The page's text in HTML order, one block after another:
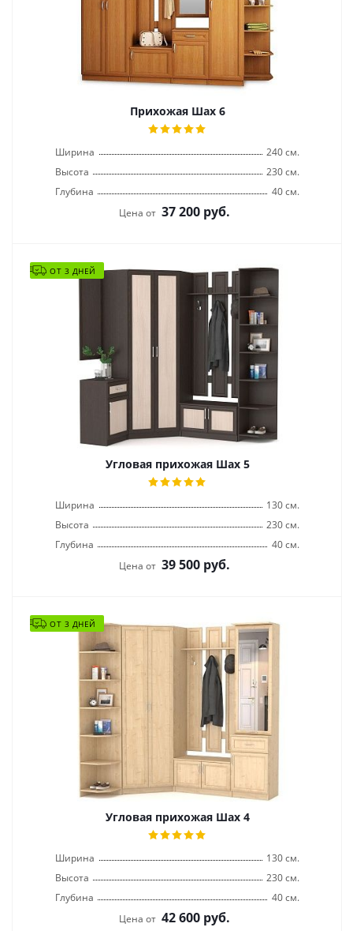
Прихожая Шах 6
Ширина
240 см.
Высота
230 см.
Глубина
40 см.
Цена от 37 200 руб.
ОТ 3 ДНЕЙ
Угловая прихожая Шах 5
Ширина
130 см.
Высота
230 см.
Глубина
40 см.
Цена от 39 500 руб.
ОТ 3 ДНЕЙ
Угловая прихожая Шах 4
Ширина
130 см.
Высота
230 см.
Глубина
40 см.
Цена от 42 600 руб.